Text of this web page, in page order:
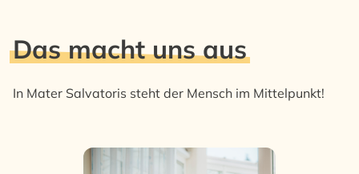
Das macht uns aus
In Mater Salvatoris steht der Mensch im Mittelpunkt!